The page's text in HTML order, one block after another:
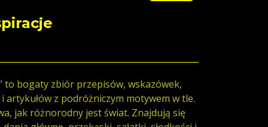
to bogaty zbiór przepisów, wskazówek,
artykułów z podróżniczym motywem w tle.
jak różnorodny jest świat. Znajdują się